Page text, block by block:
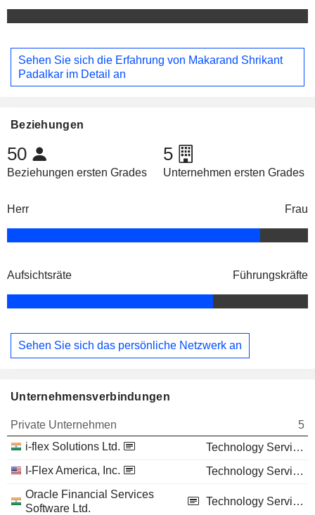
Sehen Sie sich die Erfahrung von Makarand Shrikant
Padalkar im Detail an
Beziehungen
50
Beziehungen ersten Grades
5
Unternehmen ersten Grades
Herr Frau
Aufsichtsräte Führungskräfte
Sehen Sie sich das persönliche Netzwerk an
Unternehmensverbindungen
Private Unternehmen
5
i-flex Solutions Ltd.
Technology Services
I-Flex America, Inc.
Technology Services
Oracle Financial Services
Software Ltd.
Technology Services